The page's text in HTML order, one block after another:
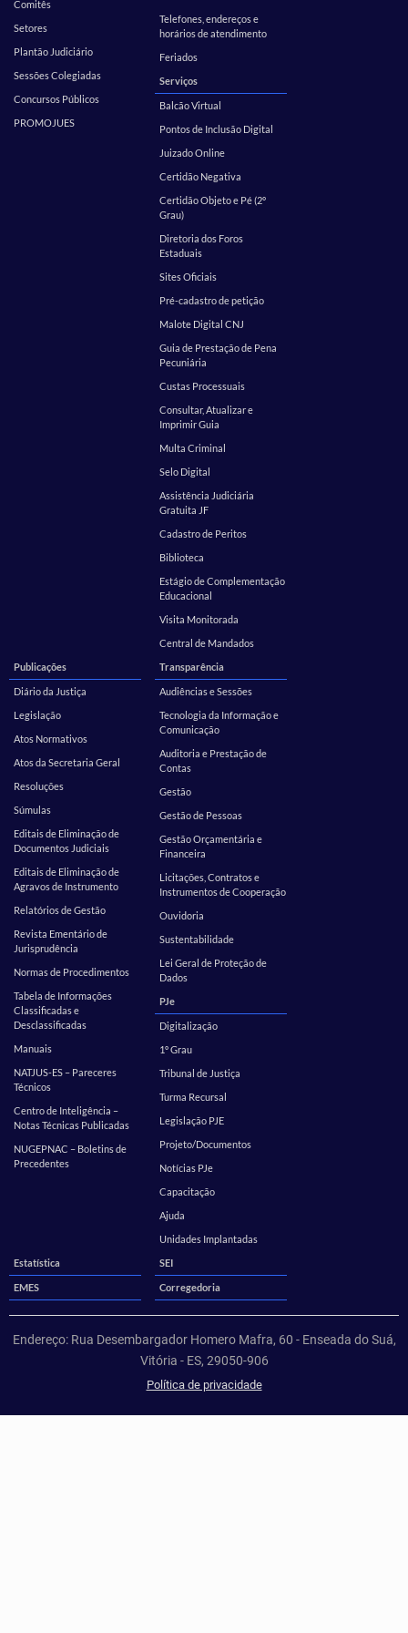
Comitês
Setores
Plantão Judiciário
Sessões Colegiadas
Concursos Públicos
PROMOJUES
Telefones, endereços e
horários de atendimento
Feriados
Serviços
Balcão Virtual
Pontos de Inclusão Digital
Juizado Online
Certidão Negativa
Certidão Objeto e Pé (2º
Grau)
Diretoria dos Foros
Estaduais
Sites Oficiais
Pré-cadastro de petição
Malote Digital CNJ
Guia de Prestação de Pena
Pecuniária
Custas Processuais
Consultar, Atualizar e
Imprimir Guia
Multa Criminal
Selo Digital
Assistência Judiciária
Gratuita JF
Cadastro de Peritos
Biblioteca
Estágio de Complementação
Educacional
Visita Monitorada
Central de Mandados
Publicações
Diário da Justiça
Legislação
Atos Normativos
Atos da Secretaria Geral
Resoluções
Súmulas
Editais de Eliminação de
Documentos Judiciais
Editais de Eliminação de
Agravos de Instrumento
Relatórios de Gestão
Revista Ementário de
Jurisprudência
Normas de Procedimentos
Tabela de Informações
Classificadas e
Desclassificadas
Manuais
NATJUS-ES – Pareceres
Técnicos
Centro de Inteligência –
Notas Técnicas Publicadas
NUGEPNAC – Boletins de
Precedentes
Transparência
Audiências e Sessões
Tecnologia da Informação e
Comunicação
Auditoria e Prestação de
Contas
Gestão
Gestão de Pessoas
Gestão Orçamentária e
Financeira
Licitações, Contratos e
Instrumentos de Cooperação
Ouvidoria
Sustentabilidade
Lei Geral de Proteção de
Dados
PJe
Digitalização
1º Grau
Tribunal de Justiça
Turma Recursal
Legislação PJE
Projeto/Documentos
Notícias PJe
Capacitação
Ajuda
Unidades Implantadas
Estatística
SEI
EMES Corregedoria
Endereço: Rua Desembargador Homero Mafra, 60 - Enseada do Suá,
Vitória - ES, 29050-906
Política de privacidade